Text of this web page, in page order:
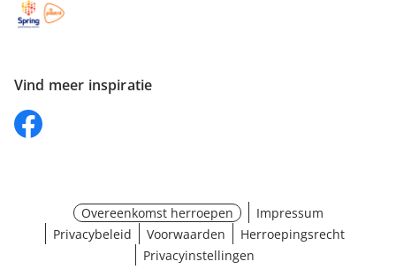
Vind meer inspiratie
Overeenkomst herroepen
Impressum
Privacybeleid
Voorwaarden
Herroepingsrecht
Privacyinstellingen